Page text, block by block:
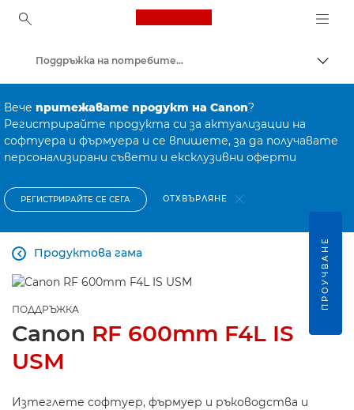
Canon Logo, back to
Поддръжка на потребителски продукти
Вече притежавате продукт на Canon?
Регистрирайте продукта си за актуализации на
софтуера и фърмуера и се впишете, за да получавате
персонализирани съвети и ексклузивни оферти
РЕГИСТРИРАЙТЕ СЕ СЕГА ОТХВЪРЛЯНЕ
Продуктова гама

ПОДДРЪЖКА
Canon RF 600mm F4L IS
USM
Изтеглете софтуер, фърмуер и ръководства и
ПРОУЧВАНЕ